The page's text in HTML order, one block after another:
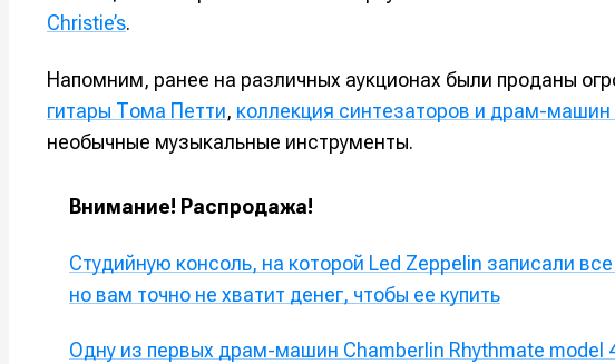
Информация
Информация
Christie’s.
Напомним, ранее на различных аукционах были проданы
гитары Тома Петти, коллекция синтезаторов и драм-
необычные музыкальные инструменты.
Внимание! Распродажа!
Студийную консоль, на которой Led Zeppelin записали
но вам точно не хватит денег, чтобы ее купить
Одну из первых драм-машин Chamberlin Rhythmate model